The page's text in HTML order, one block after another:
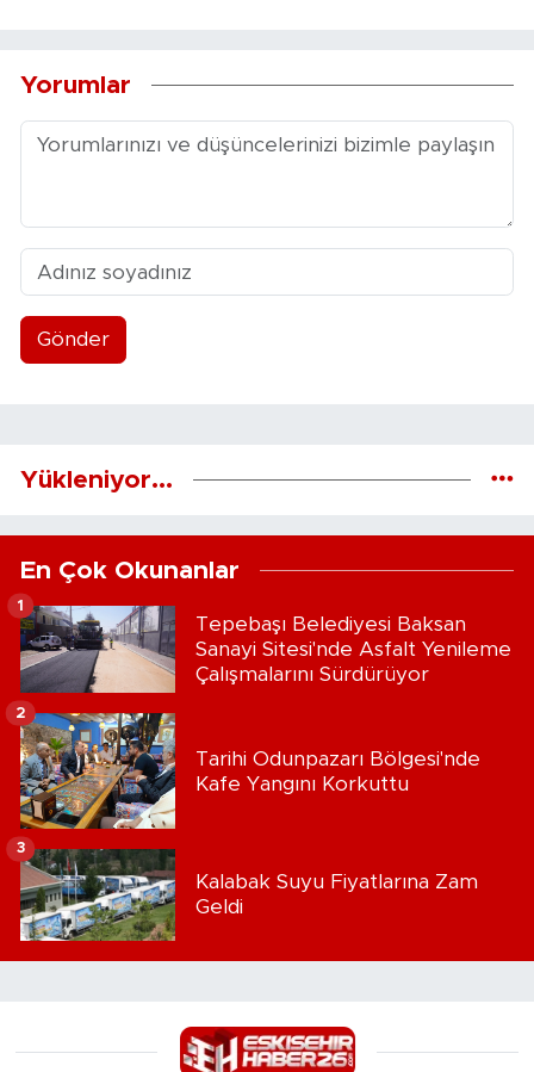
Yorumlar
Gönder
Yükleniyor...
En Çok Okunanlar
Tepebaşı Belediyesi Baksan
Sanayi Sitesi'nde Asfalt Yenileme
Çalışmalarını Sürdürüyor
1
Tarihi Odunpazarı Bölgesi'nde
Kafe Yangını Korkuttu
2
Kalabak Suyu Fiyatlarına Zam
Geldi
3